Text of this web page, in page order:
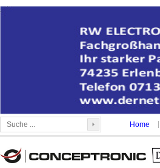
Home